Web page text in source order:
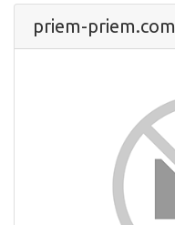
priem-priem.com